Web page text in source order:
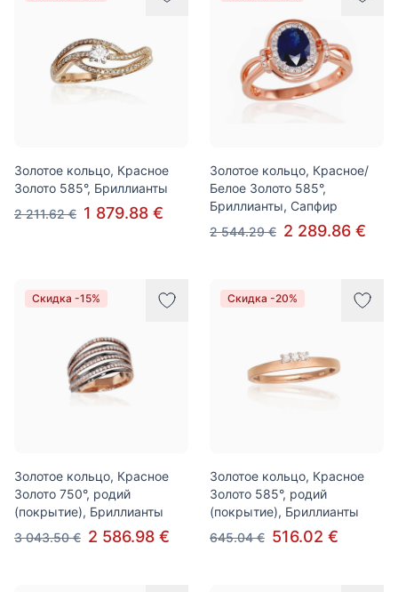
Золотое кольцо, Красное
Золото 585°, Бриллианты
2 211.62 € 1 879.88 €
Золотое кольцо, Красное/
Белое Золото 585°,
Бриллианты, Сапфир
2 544.29 € 2 289.86 €
Скидка -15%
Золотое кольцо, Красное
Золото 750°, родий
(покрытие), Бриллианты
3 043.50 € 2 586.98 €
Скидка -20%
Золотое кольцо, Красное
Золото 585°, родий
(покрытие), Бриллианты
645.04 € 516.02 €